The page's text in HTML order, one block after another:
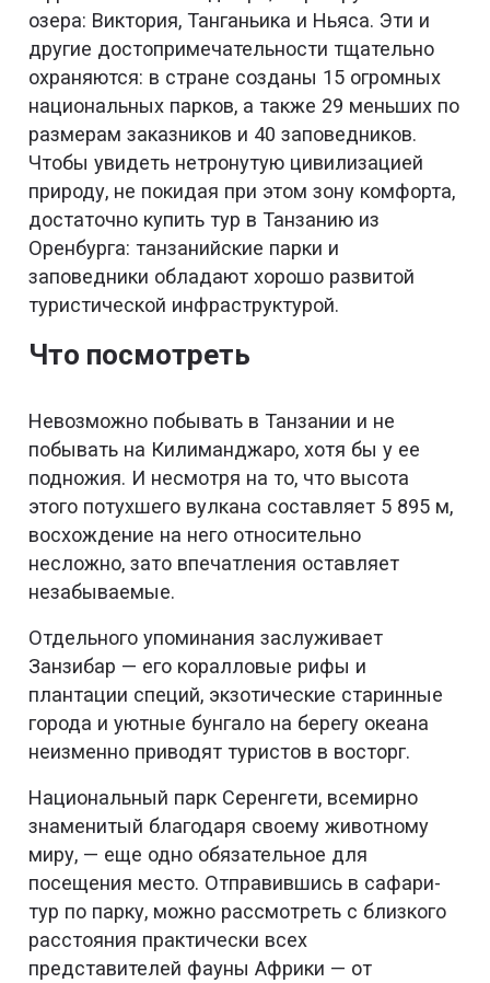
озера: Виктория, Танганьика и Ньяса. Эти и
другие достопримечательности тщательно
охраняются: в стране созданы 15 огромных
национальных парков, а также 29 меньших по
размерам заказников и 40 заповедников.
Чтобы увидеть нетронутую цивилизацией
природу, не покидая при этом зону комфорта,
достаточно купить тур в Танзанию из
Оренбурга: танзанийские парки и
заповедники обладают хорошо развитой
туристической инфраструктурой.
Что посмотреть
Невозможно побывать в Танзании и не
побывать на Килиманджаро, хотя бы у ее
подножия. И несмотря на то, что высота
этого потухшего вулкана составляет 5 895 м,
восхождение на него относительно
несложно, зато впечатления оставляет
незабываемые.
Отдельного упоминания заслуживает
Занзибар — его коралловые рифы и
плантации специй, экзотические старинные
города и уютные бунгало на берегу океана
неизменно приводят туристов в восторг.
Национальный парк Серенгети, всемирно
знаменитый благодаря своему животному
миру, — еще одно обязательное для
посещения место. Отправившись в сафари-
тур по парку, можно рассмотреть с близкого
расстояния практически всех
представителей фауны Африки — от